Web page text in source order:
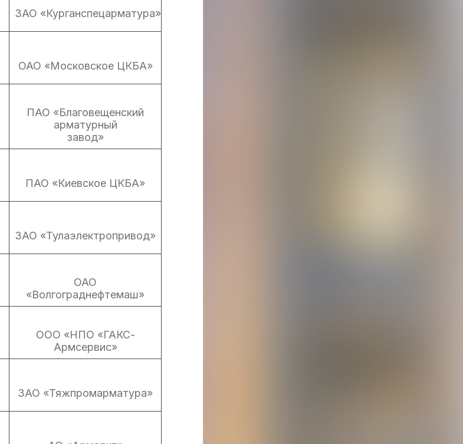
ЗАО «Курганспецарматура»
ОАО «Московское ЦКБА»
ПАО «Благовещенский
арматурный
завод»
ПАО «Киевское ЦКБА»
ЗАО «Тулаэлектропривод»
ОАО
«Волгограднефтемаш»
ООО «НПО «ГАКС-
Армсервис»
ЗАО «Тяжпромарматура»